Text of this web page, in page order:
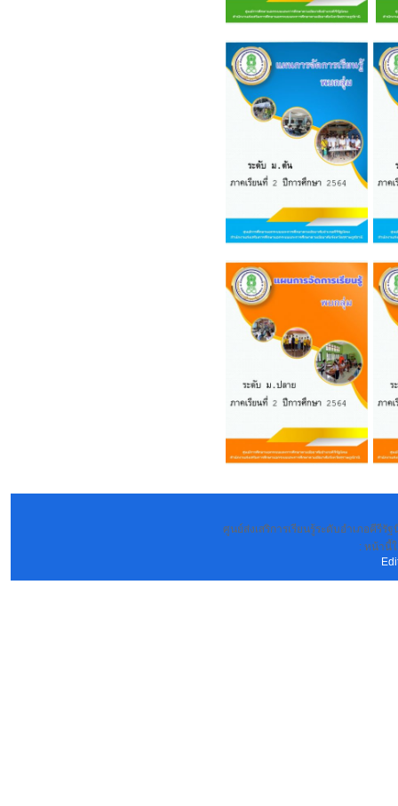
ศูนย์ส่งเสริการเรียนรู้ระดับอำเภอคีรี
: หน้านี้